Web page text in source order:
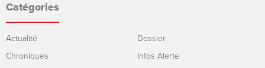
Catégories
Actualité
Chroniques
Dossier
Infos Alerte